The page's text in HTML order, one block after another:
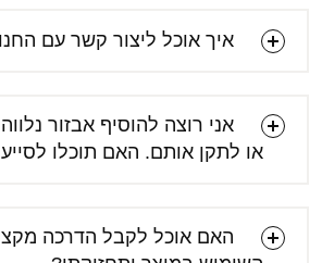
איך אוכל ליצור קשר עם
אני רוצה להוסיף אבזור
או לתקן אותם. האם תוכלו
האם אוכל לקבל הדרכה